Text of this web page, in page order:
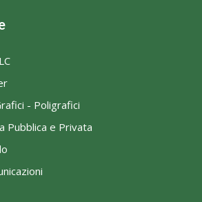
- Poligrafici
Pubblica e Privata